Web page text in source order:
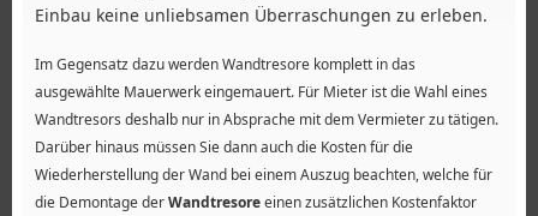
Einbau keine unliebsamen Überraschungen zu erleben.
Im Gegensatz dazu werden Wandtresore komplett in das
ausgewählte Mauerwerk eingemauert. Für Mieter ist die Wahl eines
Wandtresors deshalb nur in Absprache mit dem Vermieter zu tätigen.
Darüber hinaus müssen Sie dann auch die Kosten für die
Wiederherstellung der Wand bei einem Auszug beachten, welche für
die Demontage derWandtresoreeinen zusätzlichen Kostenfaktor